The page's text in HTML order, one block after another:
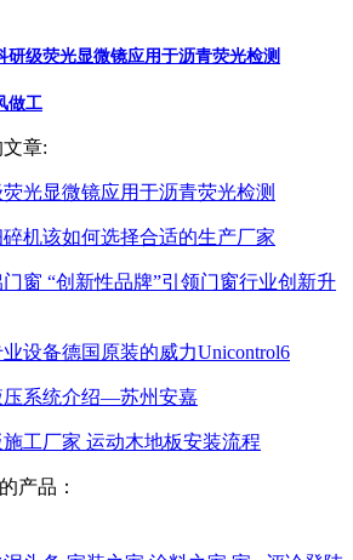
研级荧光显微镜应用于沥青荧光检测
做工
章:
光显微镜应用于沥青荧光检测
机该如何选择合适的生产厂家
窗 “创新性品牌”引领门窗行业创新升
设备德国原装的威力Unicontrol6
压系统介绍—苏州安嘉
工厂家 运动木地板安装流程
的产品：